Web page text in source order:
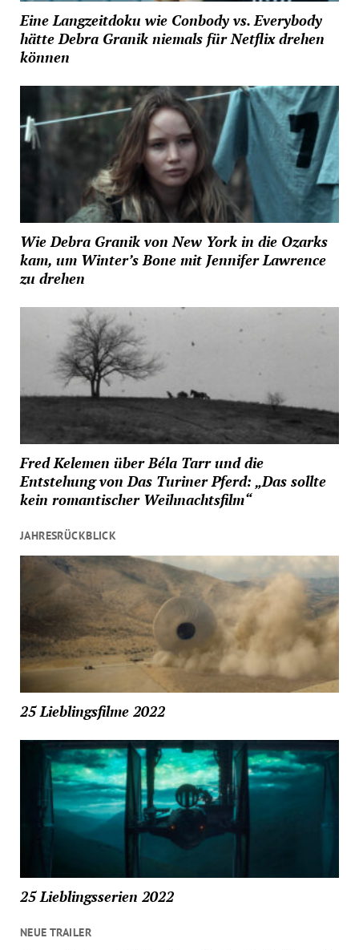
Eine Langzeitdoku wie Conbody vs. Everybody
hätte Debra Granik niemals für Netflix drehen
können
Wie Debra Granik von New York in die Ozarks
kam, um Winter’s Bone mit Jennifer Lawrence
zu drehen
Fred Kelemen über Béla Tarr und die
Entstehung von Das Turiner Pferd: „Das sollte
kein romantischer Weihnachtsfilm“
JAHRESRÜCKBLICK
25 Lieblingsfilme 2022
25 Lieblingsserien 2022
NEUE TRAILER